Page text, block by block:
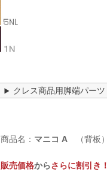
クレス商品用脚端パーツ
商品名： マニコ A （背板）
販売価格からさらに割引き！